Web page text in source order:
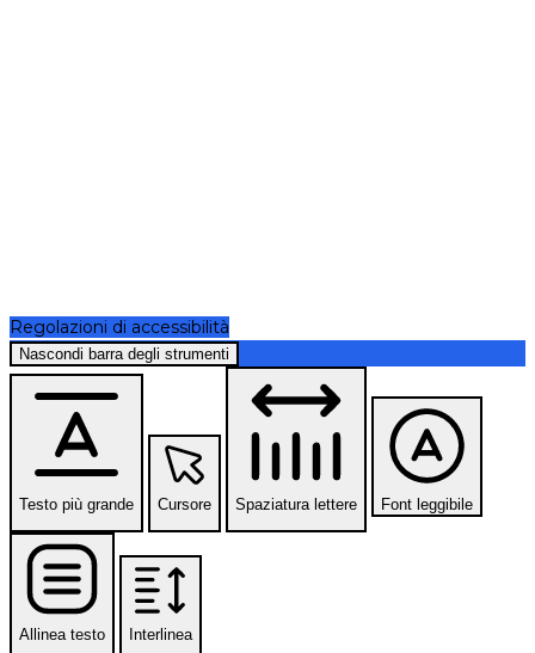
Regolazioni di accessibilità
Nascondi barra degli strumenti
Testo più grande Cursore Spaziatura lettere Font leggibile
Allinea testo Interlinea